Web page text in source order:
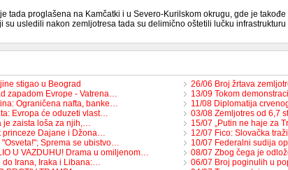
tada proglašena na Kamčatki i u Severo-Kurilskom okrugu, gde je
su usledili nakon zemljotresa tada su delimično oštetili lučku
stigao u Beograd
zapadom Evrope - Vatrena…
Ograničena nafta, banke…
Evropa će oduzeti vlast…
je zaista loša za njih,…
princeze Dajane i Džona…
Sprema se ubistvo…
U VAZDUHU! Drama u omiljenom…
do Irana, Iraka i Libana:…
26/06 Broj žrtava
13/09 Tokom
11/08 Diplomatija
03/08 Zemljotres od 6,7
15/07 „Putin ne haje za
12/07 Fico: Slovačka
10/07 Federalni sudija
08/07 Zbog čega je
06/07 Broj poginulih u